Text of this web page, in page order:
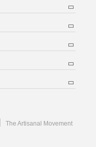
The Artisanal Movement